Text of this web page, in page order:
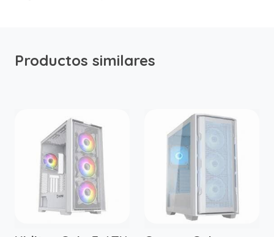
Productos similares